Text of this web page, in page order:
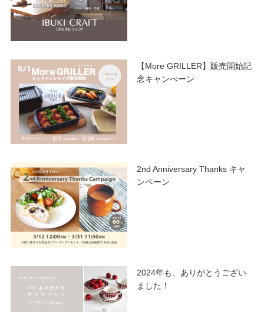
【More GRILLER】販売開始記
念キャンぺーン
2nd Anniversary Thanks キャ
ンペーン
2024年も、ありがとうござい
ました！